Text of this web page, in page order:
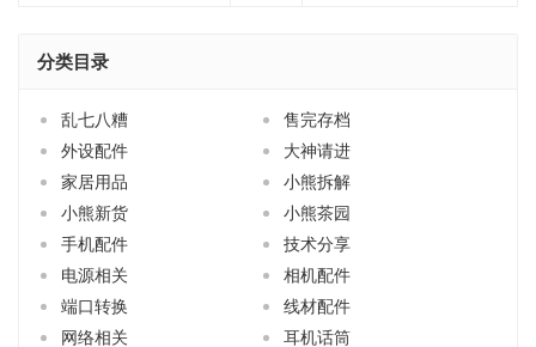
外设配件
大神请进
家居用品
小熊拆解
小熊新货
小熊茶园
手机配件
技术分享
电源相关
相机配件
端口转换
线材配件
网络相关
耳机话筒